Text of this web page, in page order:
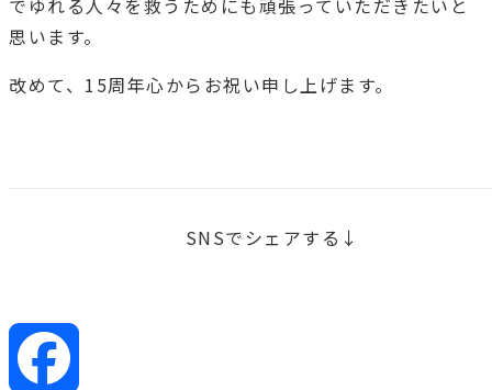
でゆれる人々を救うためにも頑張っていただきたいと
思います。
改めて、15周年心からお祝い申し上げます。
SNSでシェアする↓